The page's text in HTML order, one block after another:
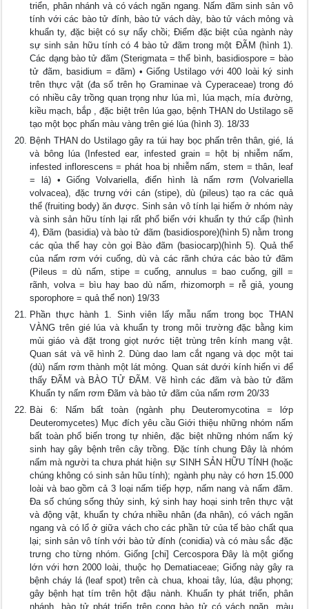
triển, phân nhánh và có vách ngăn ngang. Nấm đãm sinh sản vô
tính với các bào tử đính, bào tử vách dày, bào tử vách mỏng và
khuẩn ty, đặc biệt có sự nẩy chồi; Điểm đặc biệt của ngành này
sự sinh sản hữu tính có 4 bào tử đãm trong một ĐÃM (hình 1).
Các dạng bào tử đãm (Sterigmata = thể bình, basidiospore = bào
tử đãm, basidium = đãm) • Giống Ustilago với 400 loài ký sinh
trên thực vật (đa số trên họ Graminae và Cyperaceae) trong đó
có nhiều cây trồng quan trọng như lúa mì, lúa mạch, mía đường,
kiều mạch, bắp , đặc biệt trên lúa gạo, bệnh THAN do Ustilago sẽ
tạo một bọc phấn màu vàng trên gié lúa (hình 3). 18/33
Bệnh THAN do Ustilago gây ra túi hay bọc phấn trên thân, gié, lá
và bông lúa (Infested ear, infested grain = hột bị nhiễm nấm,
infested inflorescens = phát hoa bị nhiễm nấm, stem = thân, leaf
= lá) • Giống Volvariella, điển hình là nấm rơm (Volvariella
volvacea), đặc trưng với cán (stipe), dù (pileus) tạo ra các quả
thể (fruiting body) ăn được. Sinh sản vô tính lại hiếm ở nhóm này
và sinh sản hữu tính lại rất phổ biến với khuẩn ty thứ cấp (hình
4), Đãm (basidia) và bào tử đãm (basidiospore)(hình 5) nằm trong
các qủa thể hay còn gọi Bào đãm (basiocarp)(hình 5). Quả thể
của nấm rơm với cuống, dù và các rãnh chứa các bào tử đãm
(Pileus = dù nấm, stipe = cuống, annulus = bao cuống, gill =
rãnh, volva = bìu hay bao dù nấm, rhizomorph = rễ giả, young
sporophore = quả thể non) 19/33
Phần thực hành 1. Sinh viên lấy mẫu nấm trong bọc THAN
VÀNG trên gié lúa và khuẩn ty trong môi trường đặc bằng kim
mủi giáo và đặt trong giọt nước tiệt trùng trên kính mang vật.
Quan sát và vẽ hình 2. Dùng dao lam cắt ngang và dọc một tai
(dù) nấm rơm thành một lát mỏng. Quan sát dưới kính hiển vi để
thấy ĐÃM và BÀO TỬ ĐÃM. Vẽ hình các đãm và bào tử đãm
Khuẩn ty nấm rơm Đãm và bào tử đãm của nấm rơm 20/33
Bài 6: Nấm bất toàn (ngành phụ Deuteromycotina = lớp
Deuteromycetes) Mục đích yêu cầu Giới thiệu những nhóm nấm
bất toàn phổ biến trong tự nhiên, đặc biệt những nhóm nấm ký
sinh hay gây bệnh trên cây trồng. Đặc tính chung Đây là nhóm
nấm mà người ta chưa phát hiện sự SINH SẢN HỮU TÍNH (hoặc
chúng không có sinh sản hũu tính); ngành phụ này có hơn 15.000
loài và bao gồm cả 3 loại nấm tiếp hợp, nấm nang và nấm đãm.
Đa số chúng sống thủy sinh, ký sinh hay hoại sinh trên thực vật
và động vật, khuẩn ty chứa nhiều nhân (đa nhân), có vách ngăn
ngang và có lổ ở giữa vách cho các phần tử của tế bào chất qua
lại; sinh sản vô tính với bào tử đính (conidia) và có màu sắc đặc
trưng cho từng nhóm. Giống [chi] Cercospora Đây là một giống
lớn với hơn 2000 loài, thuộc họ Dematiaceae; Giống này gây ra
bệnh cháy lá (leaf spot) trên cà chua, khoai tây, lúa, đậu phọng;
gây bệnh hạt tím trên hột đậu nành. Khuẩn ty phát triển, phân
nhánh, bào tử phát triển trên cọng bào tử có vách ngăn, màu